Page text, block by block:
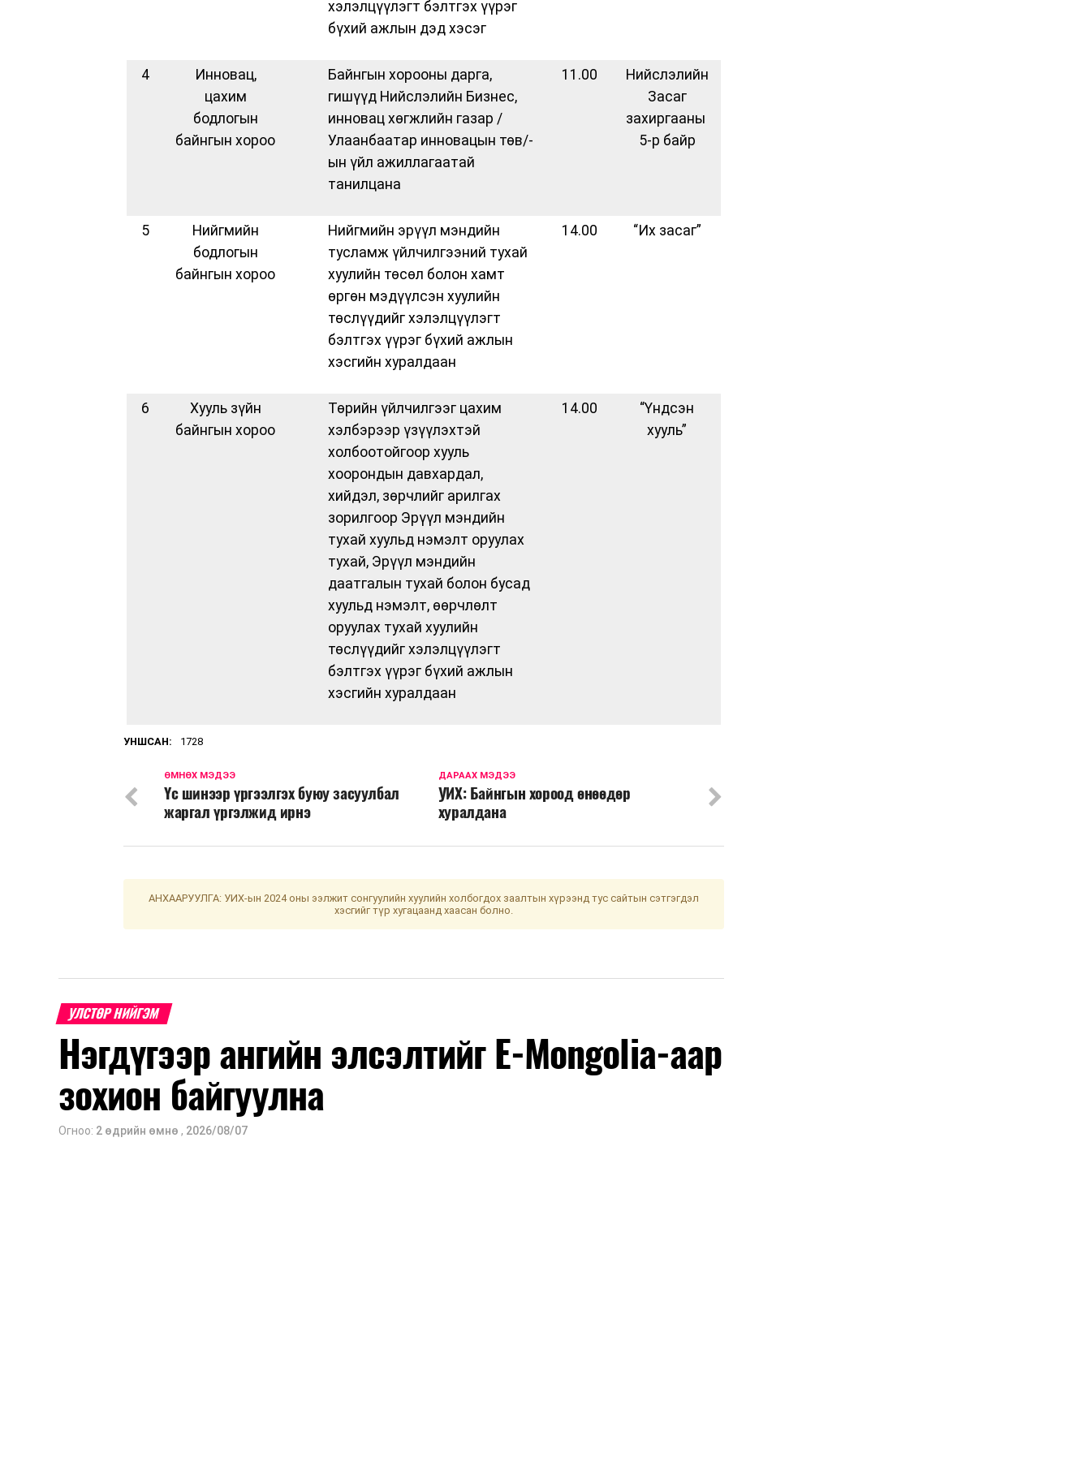
хэлэлцүүлэгт бэлтгэх үүрэг
бүхий ажлын дэд хэсэг
4
Инновац,
цахим
бодлогын
байнгын хороо
Байнгын хорооны дарга,
гишүүд Нийслэлийн Бизнес,
инновац хөгжлийн газар /
Улаанбаатар инновацын төв/-
ын үйл ажиллагаатай
танилцана
11.00
Нийслэлийн
Засаг
захиргааны
5-р байр
5
Нийгмийн
бодлогын
байнгын хороо
Нийгмийн эрүүл мэндийн
тусламж үйлчилгээний тухай
хуулийн төсөл болон хамт
өргөн мэдүүлсэн хуулийн
төслүүдийг хэлэлцүүлэгт
бэлтгэх үүрэг бүхий ажлын
хэсгийн хуралдаан
14.00 “Их засаг”
6
Хууль зүйн
байнгын хороо
Төрийн үйлчилгээг цахим
хэлбэрээр үзүүлэхтэй
холбоотойгоор хууль
хоорондын давхардал,
хийдэл, зөрчлийг арилгах
зорилгоор Эрүүл мэндийн
тухай хуульд нэмэлт оруулах
тухай, Эрүүл мэндийн
даатгалын тухай болон бусад
хуульд нэмэлт, өөрчлөлт
оруулах тухай хуулийн
төслүүдийг хэлэлцүүлэгт
бэлтгэх үүрэг бүхий ажлын
хэсгийн хуралдаан
14.00
“Үндсэн
хууль”
УНШСАН: 1728
ДАРААХ МЭДЭЭ
УИХ: Байнгын хороод өнөөдөр
хуралдана
ӨМНӨХ МЭДЭЭ
Үс шинээр үргээлгэх буюу засуулбал
жаргал үргэлжид ирнэ
АНХААРУУЛГА: УИХ-ын 2024 оны ээлжит сонгуулийн хуулийн холбогдох заалтын хүрээнд тус сайтын сэтгэгдэл
хэсгийг түр хугацаанд хаасан болно.
УЛСТӨР НИЙГЭМ
Нэгдүгээр ангийн элсэлтийг E-Mongolia-аар
зохион байгуулна
Огноо: 2 өдрийн өмнө , 2026/08/07